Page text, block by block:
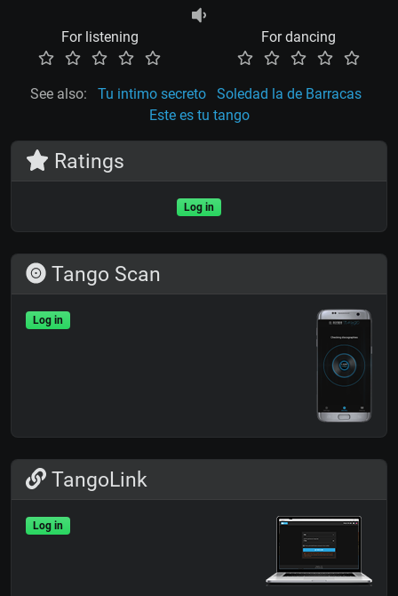
For listening For dancing
See also: Tu intimo secreto
Soledad la de Barracas
Este es tu tango
Ratings
Log in
Tango Scan
Log in
TangoLink
Log in